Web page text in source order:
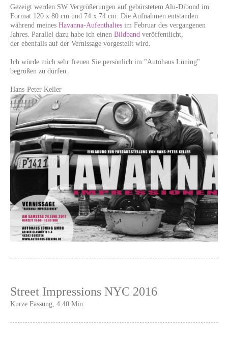
Gezeigt werden SW Vergrößerungen auf gebürstetem Alu-Dibond im
Format 120 x 80 cm und 74 x 74 cm. Die Aufnahmen entstanden
während meines Havanna-Aufenthaltes im Februar des vergangenen
Jahres. Parallel dazu habe ich einen Bildband veröffentlicht,
der ebenfalls auf der Vernissage vorgestellt wird.
Ich würde mich sehr freuen Sie persönlich im "Autohaus Lüning"
begrüßen zu dürfen.
Hans-Peter Keller
Street Impressions NYC 2016
Kurze Fassung, 4:40 Min.